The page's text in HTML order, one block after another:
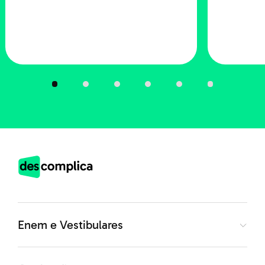
sem seguir nenhuma cartilha.
Como ela é aplicada?
As etapas
A metodologia de Paulo Freire consiste na
Enem e Vestibulares